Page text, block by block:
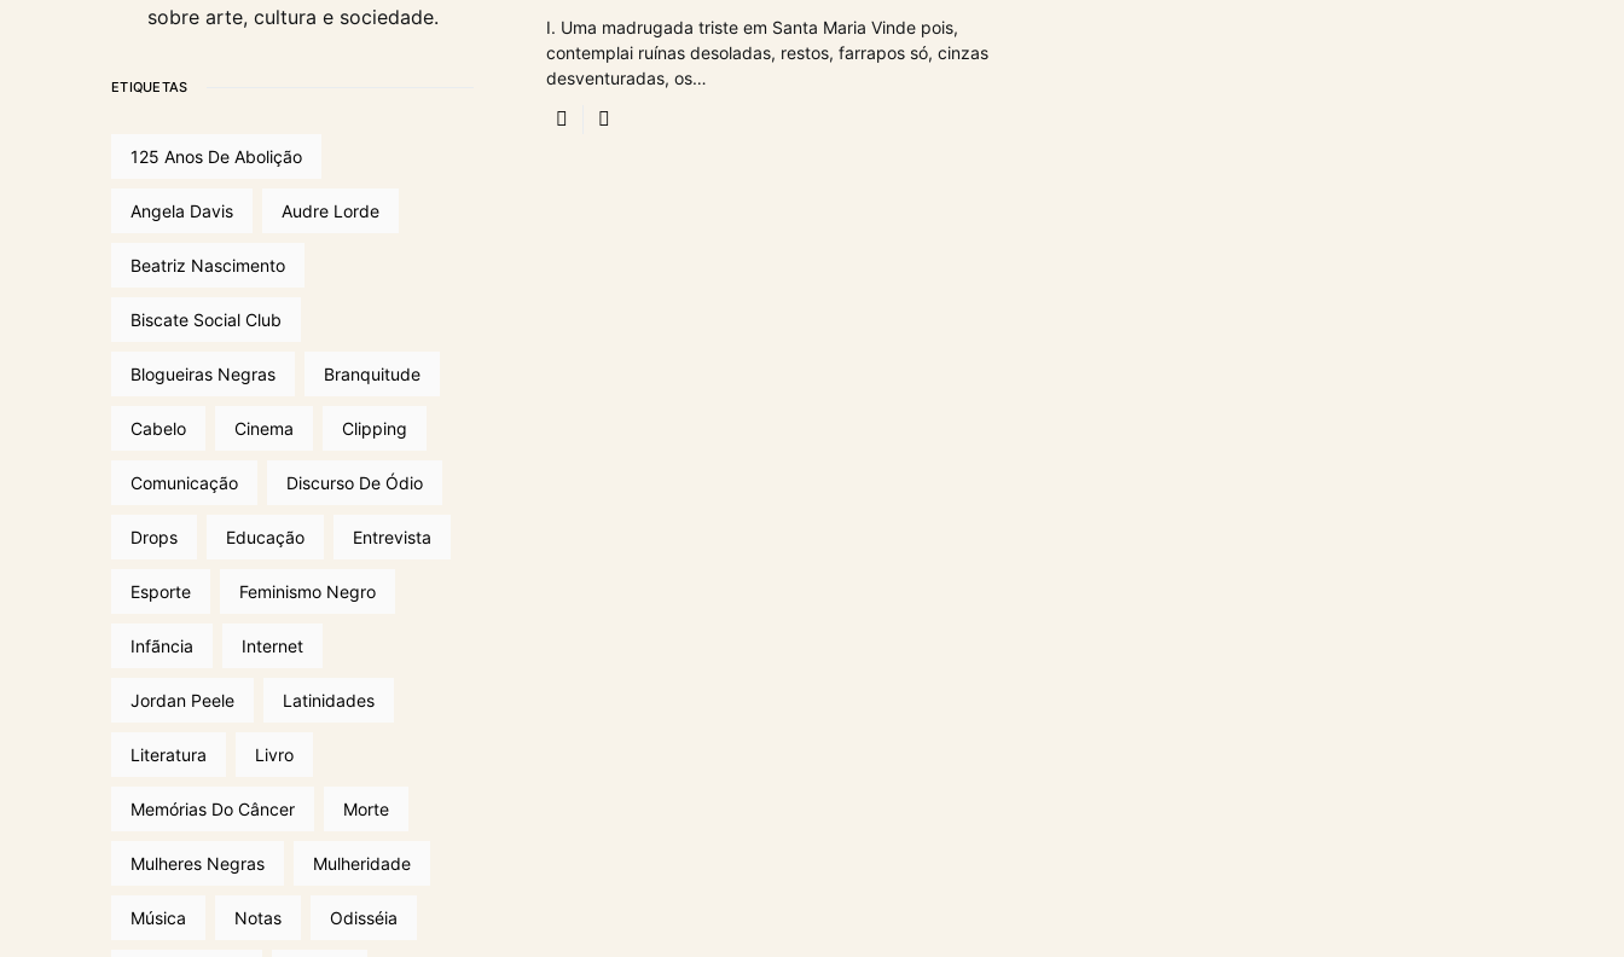
I. Uma madrugada triste em Santa Maria Vinde pois,
contemplai ruínas desoladas, restos, farrapos só, cinzas
desventuradas, os…
sobre arte, cultura e sociedade.
ETIQUETAS
125 Anos De Abolição
Angela Davis Audre Lorde
Beatriz Nascimento
Biscate Social Club
Blogueiras Negras Branquitude
Cabelo Cinema Clipping
Comunicação Discurso De Ódio
Drops Educação Entrevista
Esporte Feminismo Negro
Infãncia Internet
Jordan Peele Latinidades
Literatura Livro
Memórias Do Câncer Morte
Mulheres Negras Mulheridade
Música Notas Odisséia